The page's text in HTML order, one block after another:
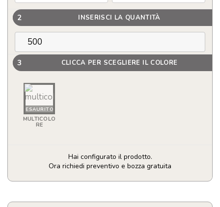
2 INSERISCI LA QUANTITÀ
3 CLICCA PER SCEGLIERE IL COLORE
ESAURITO
MULTICOLO
RE
Hai configurato il prodotto.
Ora richiedi preventivo e bozza gratuita
Evidenziatore